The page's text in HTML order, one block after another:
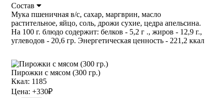
Состав
Мука пшеничная в/с, сахар, маргврин, масло
растительное, яйцо, соль, дрожи сухие, цедра апельсина.
На 100 г. блюдо содержит: белков - 5,2 г ., жиров - 12,9 г.,
углеводов - 20,6 гр. Энергетическая ценность - 221,2 ккал
Пирожки с мясом (300 гр.)
Ккал: 1185
Цена: +330₽